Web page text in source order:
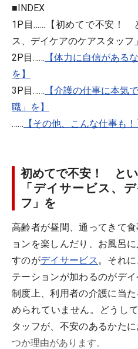
■INDEX
1P目……【初めてで不安！
ス、デイケアのケアスタッフ
2P目…… 【体力に自信がある
を】
3P目…… 【介護の仕事に本気
職」を】
…… 【その他、こんな仕事も！
初めてで不安！ と
「デイサービス、
フ」を
高齢者が昼間、通ってきて
ョンを楽しんだり、お風呂
すのがデイサービス。それ
テーションが加わるのがデ
制度上、利用者の介護に当
められていません。どうし
タッフが、不安のあるかた
つか理由があります。